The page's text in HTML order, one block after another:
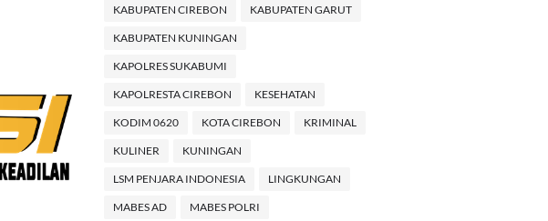
KABUPATEN CIREBON KABUPATEN GARUT
KABUPATEN KUNINGAN
KAPOLRES SUKABUMI
KAPOLRESTA CIREBON KESEHATAN
KODIM 0620 KOTA CIREBON KRIMINAL
KULINER KUNINGAN
LSM PENJARA INDONESIA LINGKUNGAN
MABES AD MABES POLRI